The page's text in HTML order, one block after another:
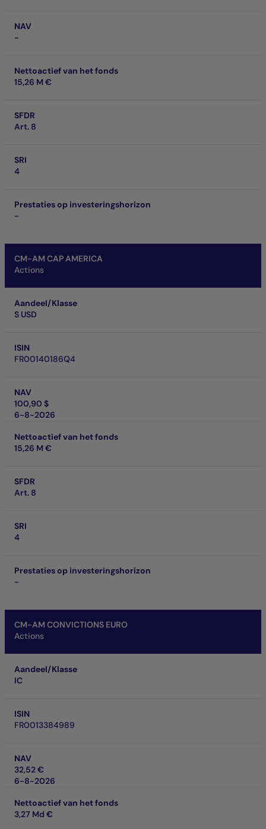
NAV
-
Nettoactief van het fonds
15,26 M €
SFDR
Art. 8
SRI
4
Prestaties op investeringshorizon
-
CM-AM CAP AMERICA
Actions
Aandeel/Klasse
S USD
ISIN
FR00140186Q4
NAV
100,90 $
6-8-2026
Nettoactief van het fonds
15,26 M €
SFDR
Art. 8
SRI
4
Prestaties op investeringshorizon
-
CM-AM CONVICTIONS EURO
Actions
Aandeel/Klasse
IC
ISIN
FR0013384989
NAV
32,52 €
6-8-2026
Nettoactief van het fonds
3,27 Md €